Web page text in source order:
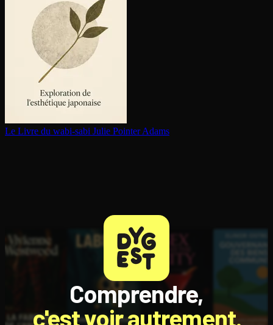
Le Livre du wabi-sabi Julie Pointer Adams
Comprendre,
c'est voir autrement.